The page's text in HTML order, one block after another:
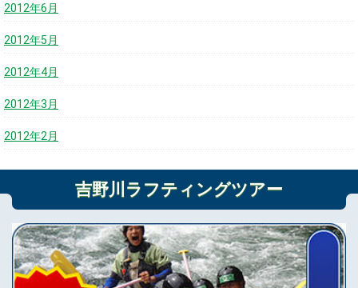
2012年6月
2012年5月
2012年4月
2012年3月
2012年2月
吉野川ラフティングツアー